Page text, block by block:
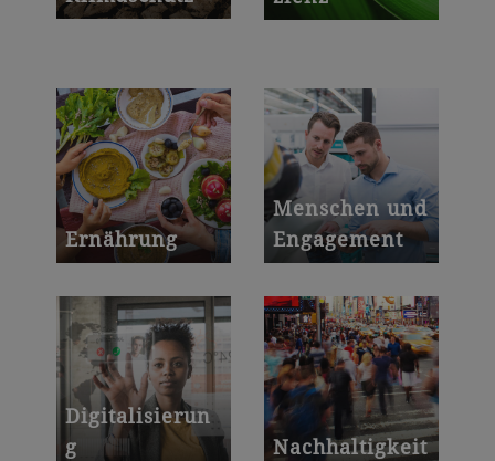
Ernährung
Menschen und
Engagement
Digitalisierun
g
Nachhaltigkeit